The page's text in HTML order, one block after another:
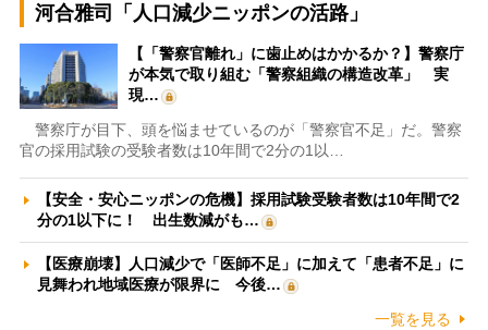
河合雅司「人口減少ニッポンの活路」
【「警察官離れ」に歯止めはかかるか？】警察庁
が本気で取り組む「警察組織の構造改革」 実
現…
警察庁が目下、頭を悩ませているのが「警察官不足」だ。警察
官の採用試験の受験者数は10年間で2分の1以…
【安全・安心ニッポンの危機】採用試験受験者数は10年間で2
分の1以下に！ 出生数減がも…
【医療崩壊】人口減少で「医師不足」に加えて「患者不足」に
見舞われ地域医療が限界に 今後…
一覧を見る